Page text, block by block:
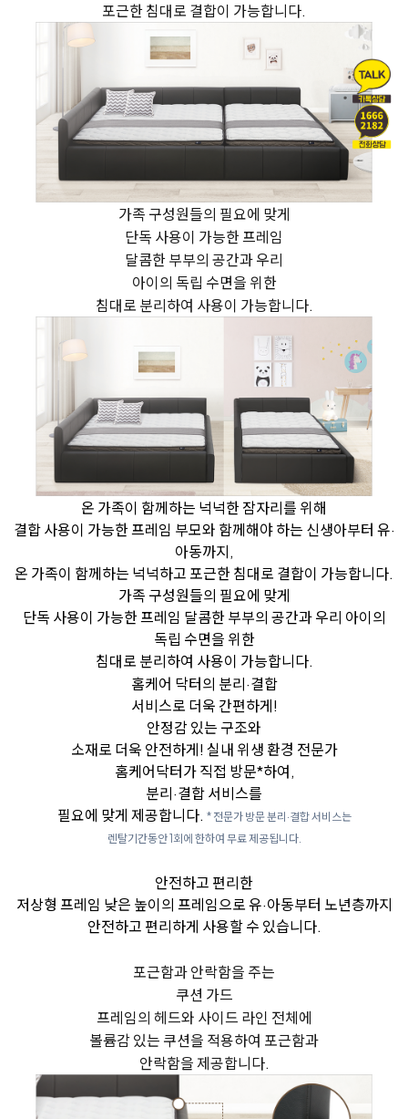
포근한 침대로 결합이 가능합니다.
가족 구성원들의 필요에 맞게
단독 사용이 가능한 프레임
달콤한 부부의 공간과 우리
아이의 독립 수면을 위한
침대로 분리하여 사용이 가능합니다.
온 가족이 함께하는 넉넉한 잠자리를 위해
결합 사용이 가능한 프레임 부모와 함께해야 하는 신생아부터 유·
아동까지,
온 가족이 함께하는 넉넉하고 포근한 침대로 결합이 가능합니다.
가족 구성원들의 필요에 맞게
단독 사용이 가능한 프레임 달콤한 부부의 공간과 우리 아이의
독립 수면을 위한
침대로 분리하여 사용이 가능합니다.
홈케어 닥터의 분리·결합
서비스로 더욱 간편하게!
안정감 있는 구조와
소재로 더욱 안전하게! 실내 위생 환경 전문가
홈케어닥터가 직접 방문*하여,
분리·결합 서비스를
필요에 맞게 제공합니다. * 전문가 방문 분리·결합 서비스는
렌탈기간동안 1회에 한하여 무료 제공됩니다.
안전하고 편리한
저상형 프레임 낮은 높이의 프레임으로 유·아동부터 노년층까지
안전하고 편리하게 사용할 수 있습니다.
포근함과 안락함을 주는
쿠션 가드
프레임의 헤드와 사이드 라인 전체에
볼륨감 있는 쿠션을 적용하여 포근함과
안락함을 제공합니다.